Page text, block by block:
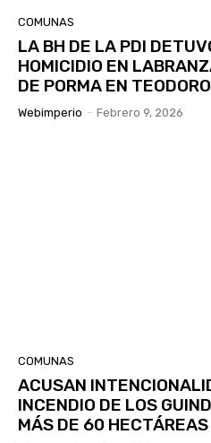
COMUNAS
LA BH DE LA PDI
HOMICIDIO EN
DE PORMA EN
Webimperio - Febrero 9, 2026
COMUNAS
ACUSAN
INCENDIO DE LOS
MÁS DE 60 HECTÁREAS